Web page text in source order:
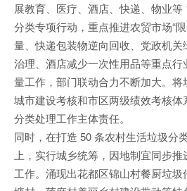
展教育、医疗、酒店、快递、物业
分类专项行动，重点推进农贸市场“
量、快递包装物逆向回收、党政机
治理、酒店减少一次性用品等重点
量工作，部门联动合力不断加大。
城市建设考核和市区两级绩效考核
分类处理工作主体责任。
同时，在打造 50 条农村生活垃圾分
上，实行城乡统筹，因地制宜同步
工作。涌现出花都区锦山村餐厨垃